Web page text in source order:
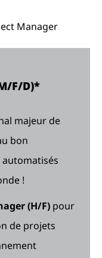
Manager
F/D)*
majeur de
bon
!
(H/F) pour
de projets